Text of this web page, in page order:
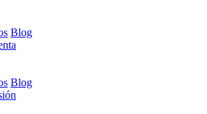
Blog
Blog